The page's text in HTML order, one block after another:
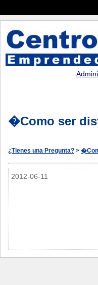
�Como ser
¿Tienes una Pregunta? >
2012-06-11